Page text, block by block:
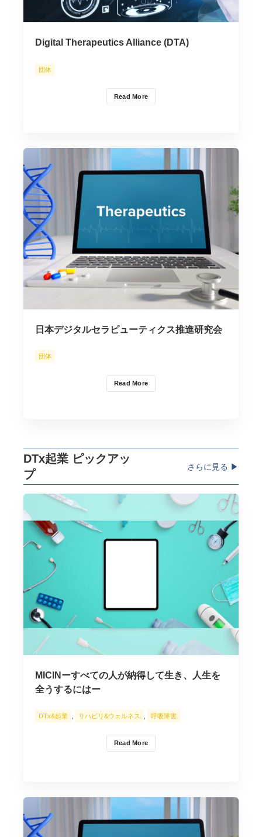
Digital Therapeutics Alliance (DTA)
Read More
団体
日本デジタルセラピューティクス推進研究会
Read More
団体
DTx起業 ピックアッ
プ
さらに見る ▶︎
MICINーすべての人が納得して生き、人生を
全うするにはー
Read More
DTx&起業 リハビリ&ウェルネス 呼吸障害